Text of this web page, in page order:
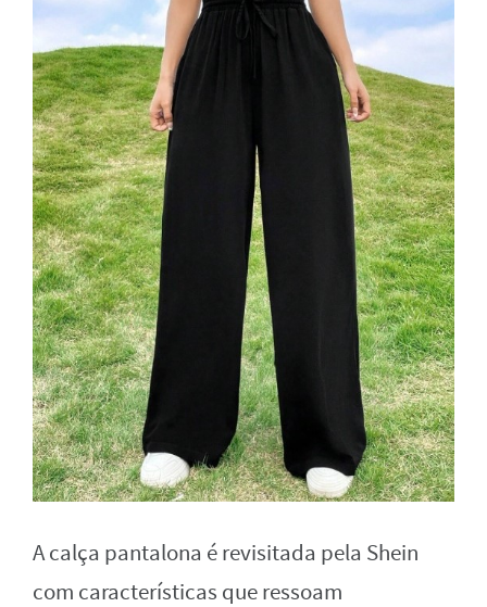
A calça pantalona é revisitada pela Shein
com características que ressoam